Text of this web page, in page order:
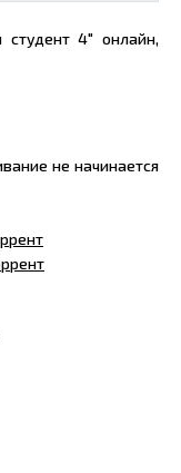
студент 4" онлайн,
не начинается